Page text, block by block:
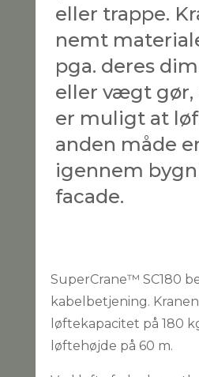
eller trappe.
nemt
pga. deres
eller vægt gør,
er muligt at
anden måde
igennem
facade.
SuperCrane™ SC180
kabelbetjening.
løftekapacitet på 180
løftehøjde på 60 m.